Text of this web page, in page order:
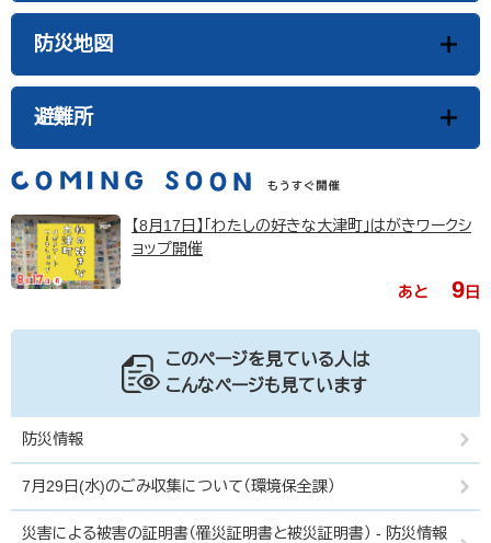
防災地図
避難所
【8月17日】「わたしの好きな大津町」はがきワークシ
ョップ開催
あと 9日
このページを見ている人は
こんなページも見ています
防災情報
7月29日(水)のごみ収集について（環境保全課）
災害による被害の証明書（罹災証明書と被災証明書） - 防災情報